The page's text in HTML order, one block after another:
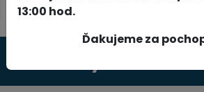
13:00 hod.
Ďakujeme za